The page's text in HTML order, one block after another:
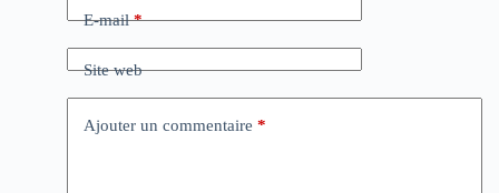
E-mail*
Site web
Ajouter un commentaire *